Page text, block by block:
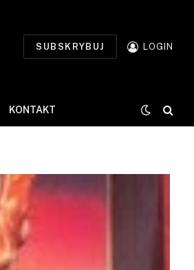
SUBSKRYBUJ LOGIN
KONTAKT